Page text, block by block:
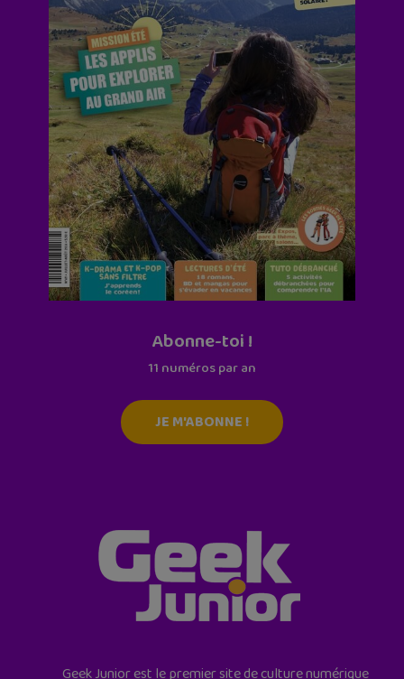
Abonne-toi !
11 numéros par an
JE M'ABONNE !
Geek Junior est le premier site de culture numérique